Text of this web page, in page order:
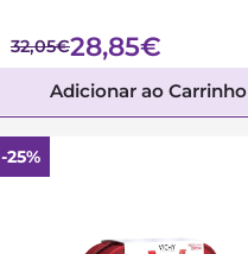
32,05€28,85€
Adicionar ao Carrinho
-25%